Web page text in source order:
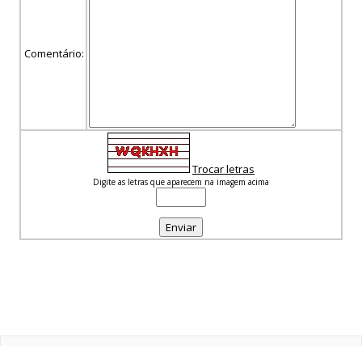
Comentário:
Trocar letras
Digite as letras que aparecem na imagem acima